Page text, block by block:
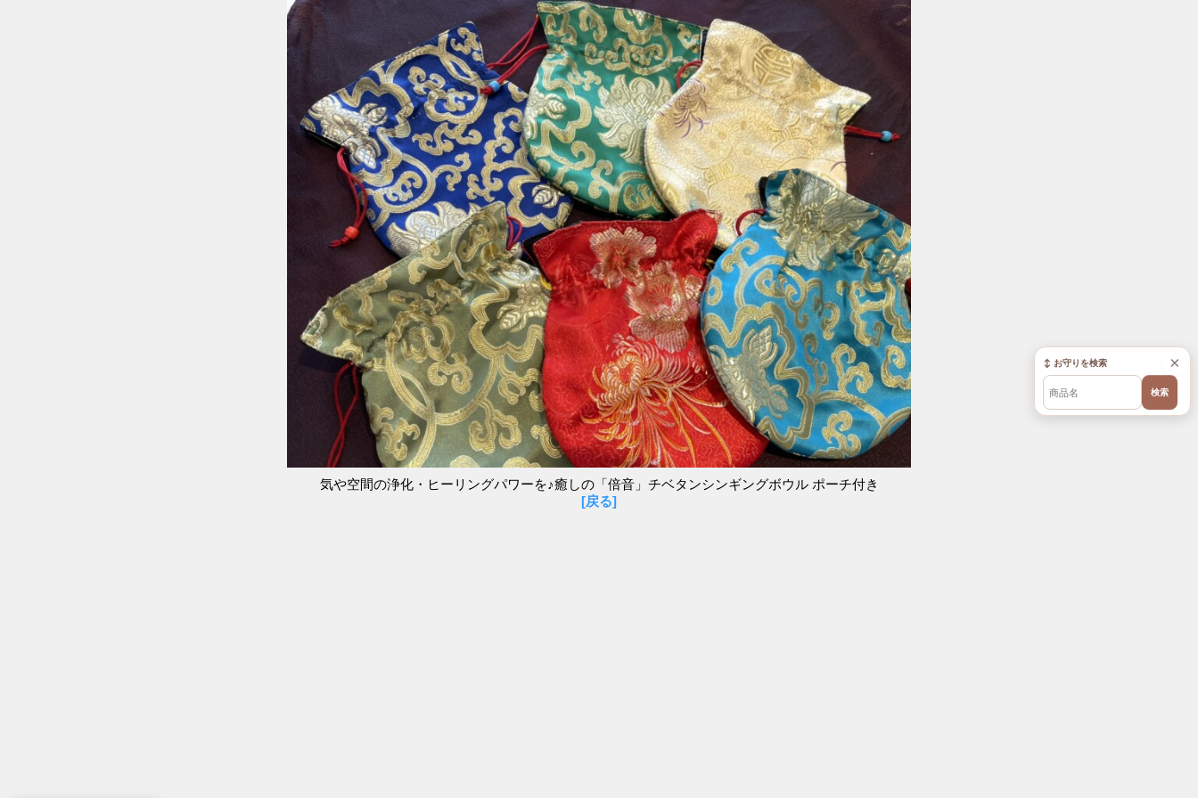
気や空間の浄化・ヒーリングパワーを♪癒しの「倍音」チベタンシンギングボウル ポーチ付き
[戻る]
×
↕ お守りを検索
検索